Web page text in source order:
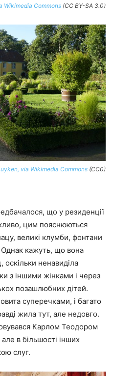
Wikimedia Commons (CC BY-SA 3.0)
via Wikimedia Commons (CC0)
що у резиденції
цим пояснюються
великі клумби, фонтани
Однак кажуть, що вона
оскільки ненавиділа
з іншими жінками і через
позашлюбних дітей.
суперечками, і багато
жила тут, але недовго.
Карлом Теодором
в більшості інших
слуг.